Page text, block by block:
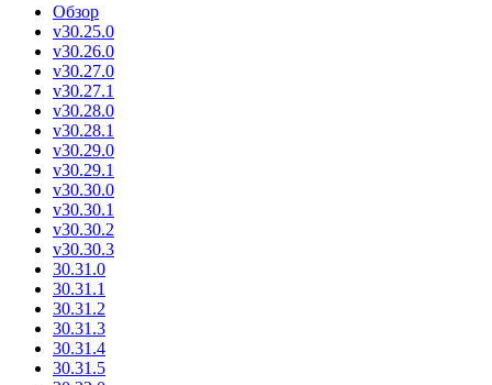
Обзор
v30.25.0
v30.26.0
v30.27.0
v30.27.1
v30.28.0
v30.28.1
v30.29.0
v30.29.1
v30.30.0
v30.30.1
v30.30.2
v30.30.3
30.31.0
30.31.1
30.31.2
30.31.3
30.31.4
30.31.5